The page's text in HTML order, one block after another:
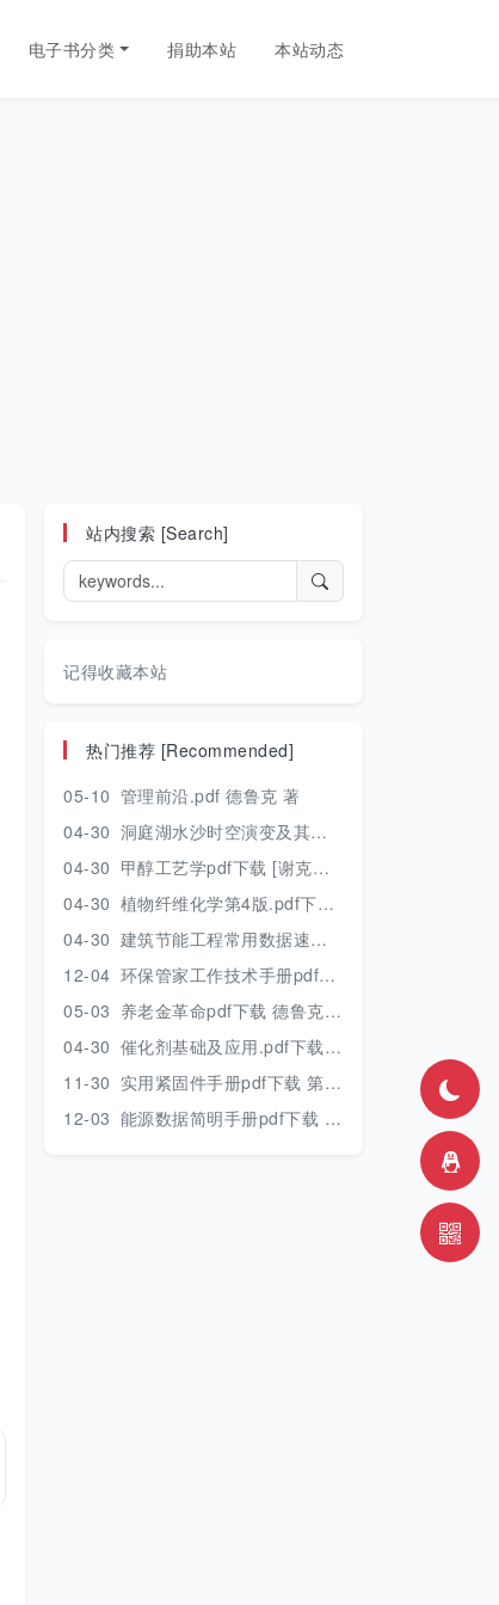
电子书分类 捐助本站 本站动态
站内搜索 [Search]
记得收藏本站
热门推荐 [Recommended]
05-10 管理前沿.pdf 德鲁克 著
04-30 洞庭湖水沙时空演变及其对水资源安全的影响研究.pdf 胡光伟 著 2017年版
04-30 甲醇工艺学pdf下载 [谢克昌 房鼎业主编] 2010年版
04-30 植物纤维化学第4版.pdf下载 [裴继诚主编] 2012年版
04-30 建筑节能工程常用数据速查手册.pdf下载 [陈慢勤著] 2010年版
12-04 环保管家工作技术手册pdf下载 2019年版
05-03 养老金革命pdf下载 德鲁克 著
04-30 催化剂基础及应用.pdf下载 [季生福 张谦温 赵彬侠编] 2011年版
11-30 实用紧固件手册pdf下载 第三版 2018年版
12-03 能源数据简明手册pdf下载 2017版